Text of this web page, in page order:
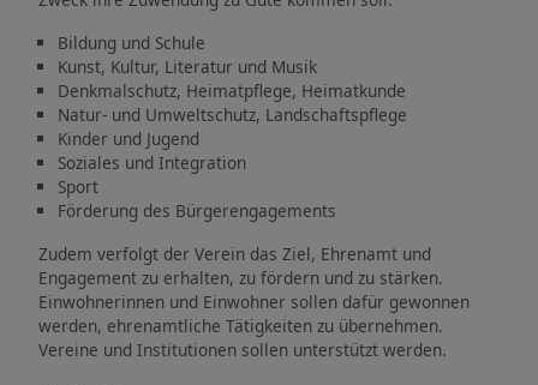
Bildung und Schule
Kunst, Kultur, Literatur und Musik
Denkmalschutz, Heimatpflege, Heimatkunde
Natur- und Umweltschutz, Landschaftspflege
Kinder und Jugend
Soziales und Integration
Sport
Förderung des Bürgerengagements
Zudem verfolgt der Verein das Ziel, Ehrenamt und
Engagement zu erhalten, zu fördern und zu stärken.
Einwohnerinnen und Einwohner sollen dafür gewonnen
werden, ehrenamtliche Tätigkeiten zu übernehmen.
Vereine und Institutionen sollen unterstützt werden.